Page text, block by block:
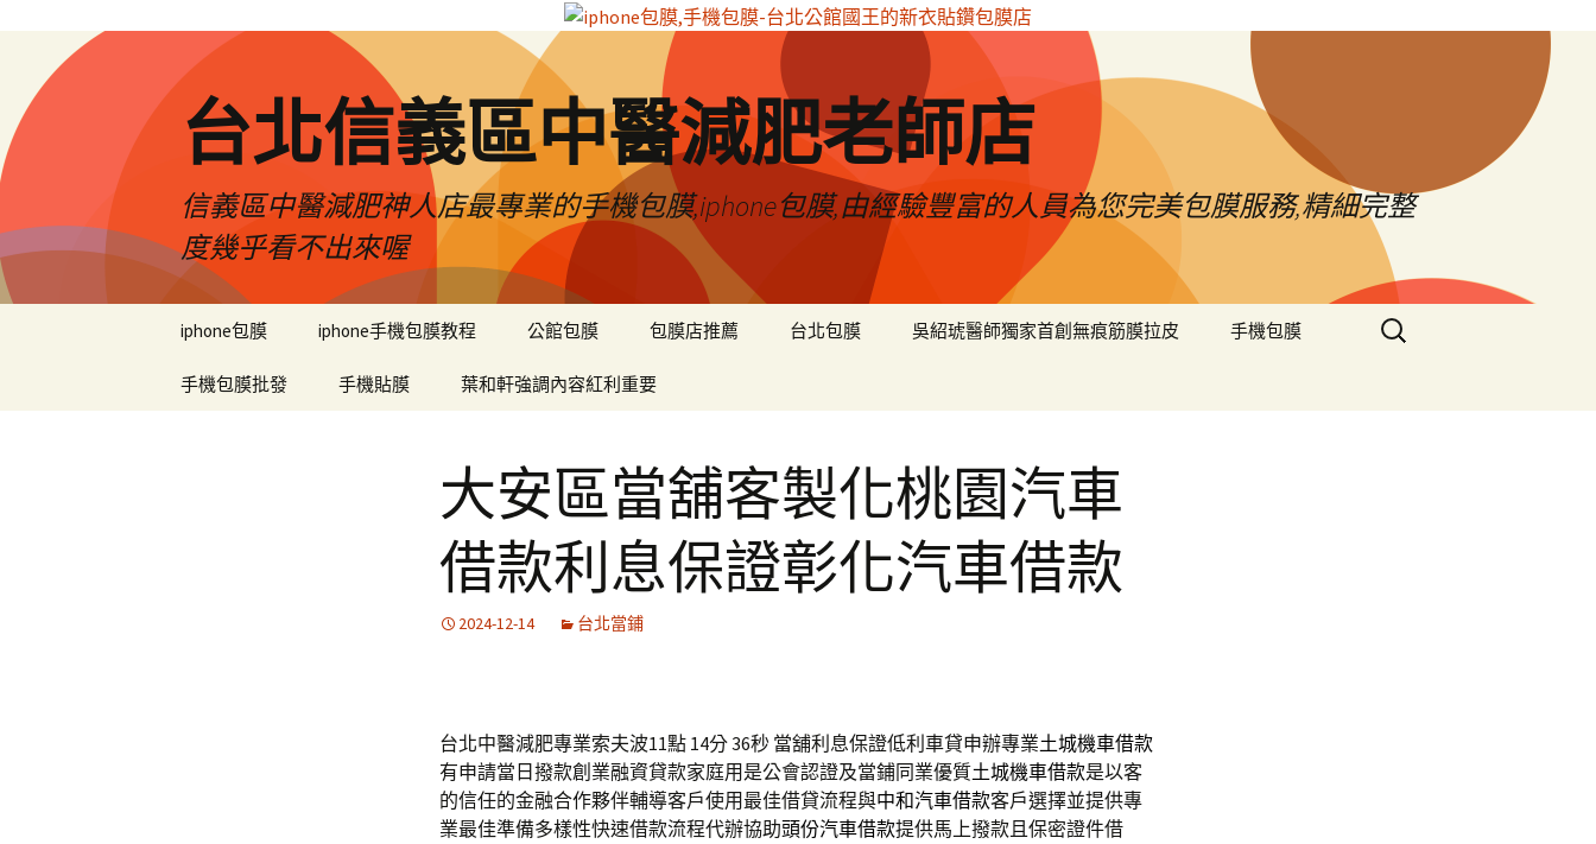
台北信義區中醫減肥老師店
信義區中醫減肥神人店最專業的手機包膜,iphone包膜,由經驗豐富的人員為您完美包膜服務,精細完整
度幾乎看不出來喔
iphone包膜 iphone手機包膜教程 公館包膜 包膜店推薦 台北包膜 吳紹琥醫師獨家首創無痕筋膜拉皮 手機包膜
手機包膜批發 手機貼膜 葉和軒強調內容紅利重要
搜
尋
大安區當舖客製化桃園汽車
借款利息保證彰化汽車借款
2024-12-14 台北當鋪
台北中醫減肥專業索夫波11點 14分 36秒 當舖利息保證低利車貸申辦專業土城機車借款
有申請當日撥款創業融資貸款家庭用是公會認證及當鋪同業優質土城機車借款是以客
的信任的金融合作夥伴輔導客戶使用最佳借貸流程與中和汽車借款客戶選擇並提供專
業最佳準備多樣性快速借款流程代辦協助頭份汽車借款提供馬上撥款且保密證件借